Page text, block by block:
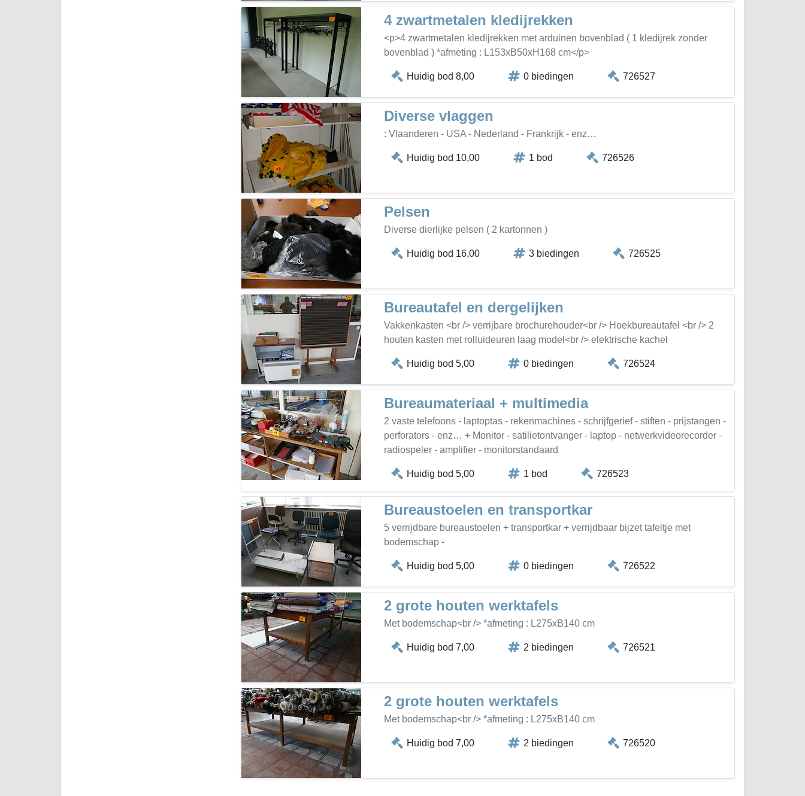
4 zwartmetalen kledijrekken
<p>4 zwartmetalen kledijrekken met arduinen bovenblad ( 1 kledijrek zonder
bovenblad ) *afmeting : L153xB50xH168 cm</p>
Huidig bod 8,00 0 biedingen 726527
Diverse vlaggen
: Vlaanderen - USA - Nederland - Frankrijk - enz…
Huidig bod 10,00 1 bod 726526
Pelsen
Diverse dierlijke pelsen ( 2 kartonnen )
Huidig bod 16,00 3 biedingen 726525
Bureautafel en dergelijken
Vakkenkasten <br /> verrijbare brochurehouder<br /> Hoekbureautafel <br /> 2
houten kasten met rolluideuren laag model<br /> elektrische kachel
Huidig bod 5,00 0 biedingen 726524
Bureaumateriaal + multimedia
2 vaste telefoons - laptoptas - rekenmachines - schrijfgerief - stiften - prijstangen -
perforators - enz… + Monitor - satilietontvanger - laptop - netwerkvideorecorder -
radiospeler - amplifier - monitorstandaard
Huidig bod 5,00 1 bod 726523
Bureaustoelen en transportkar
5 verrijdbare bureaustoelen + transportkar + verrijdbaar bijzet tafeltje met
bodemschap -
Huidig bod 5,00 0 biedingen 726522
2 grote houten werktafels
Met bodemschap<br /> *afmeting : L275xB140 cm
Huidig bod 7,00 2 biedingen 726521
2 grote houten werktafels
Met bodemschap<br /> *afmeting : L275xB140 cm
Huidig bod 7,00 2 biedingen 726520